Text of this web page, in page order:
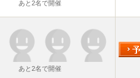
あと2名で開催
あと2名で開催